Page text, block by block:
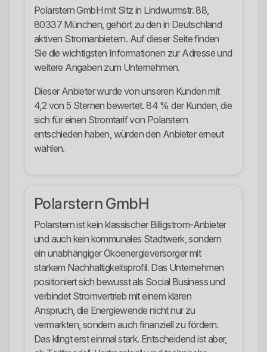
Polarstern GmbH mit Sitz in Lindwurmstr. 88,
80337 München, gehört zu den in Deutschland
aktiven Stromanbietern. Auf dieser Seite finden
Sie die wichtigsten Informationen zur Adresse und
weitere Angaben zum Unternehmen.
Dieser Anbieter wurde von unseren Kunden mit
4,2 von 5 Sternen bewertet. 84 % der Kunden, die
sich für einen Stromtarif von Polarstern
entschieden haben, würden den Anbieter erneut
wählen.
Polarstern GmbH
Polarstern ist kein klassischer Billigstrom-Anbieter
und auch kein kommunales Stadtwerk, sondern
ein unabhängiger Ökoenergieversorger mit
starkem Nachhaltigkeitsprofil. Das Unternehmen
positioniert sich bewusst als Social Business und
verbindet Stromvertrieb mit einem klaren
Anspruch, die Energiewende nicht nur zu
vermarkten, sondern auch finanziell zu fördern.
Das klingt erst einmal stark. Entscheidend ist aber,